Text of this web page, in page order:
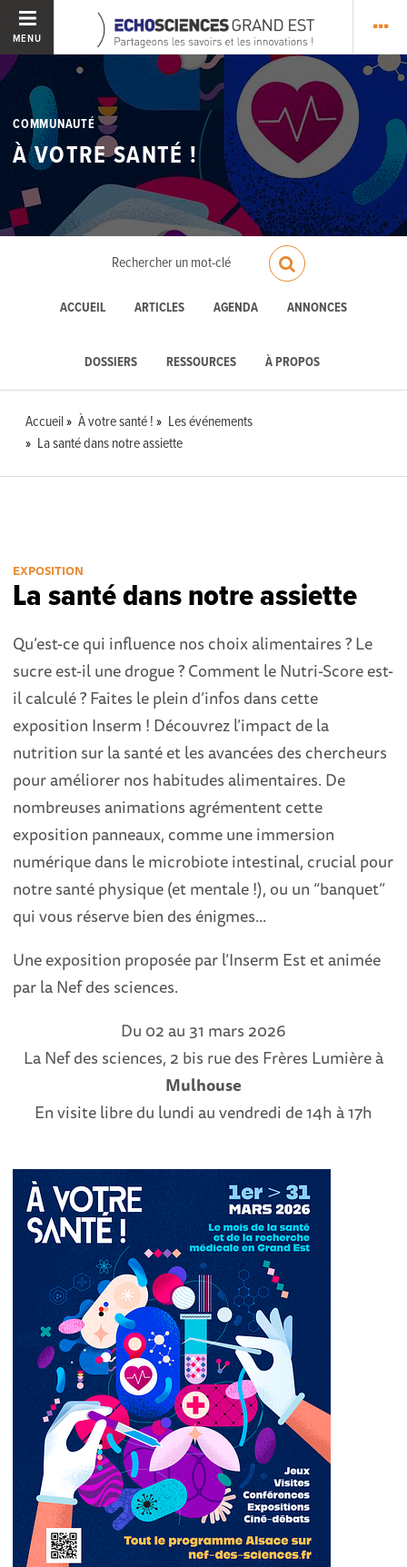
MENU
COMMUNAUTÉ
À VOTRE SANTÉ !
ACCUEIL ARTICLES AGENDA ANNONCES
DOSSIERS RESSOURCES À PROPOS
Accueil À votre santé !
Les événements
La santé dans notre assiette
EXPOSITION
La santé dans notre assiette
Qu’est-ce qui influence nos choix alimentaires ? Le
sucre est-il une drogue ? Comment le Nutri-Score est-
il calculé ? Faites le plein d’infos dans cette
exposition Inserm ! Découvrez l’impact de la
nutrition sur la santé et les avancées des chercheurs
pour améliorer nos habitudes alimentaires. De
nombreuses animations agrémentent cette
exposition panneaux, comme une immersion
numérique dans le microbiote intestinal, crucial pour
notre santé physique (et mentale !), ou un “banquet”
qui vous réserve bien des énigmes...
Une exposition proposée par l’Inserm Est et animée
par la Nef des sciences.
Du 02 au 31 mars 2026
La Nef des sciences, 2 bis rue des Frères Lumière à
Mulhouse
En visite libre du lundi au vendredi de 14h à 17h